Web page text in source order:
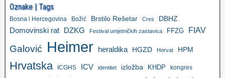
Oznake | Tags
Bosna i Hercegovina Božić Brstilo Rešetar Cres DBHZ
Domovinski rat DZKG Festival umjetničkih zastavica FFZG FIAV
Galović Heimer heraldika HGZD Horvat HPM
Hrvatska ICGHS ICV identitet izložba KHDP kongres